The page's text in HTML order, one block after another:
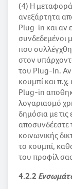
(4) Η
ανεξάρτητα
Plug-in και αν
συνδεδεμένοι
που
στον
του Plug-In. Αν
κουμπί και
Plug-in
λογαριασμό
δημόσια με
αποσυνδέεστε
κοινωνικής
το κουμπί,
του προφίλ
4.2.2